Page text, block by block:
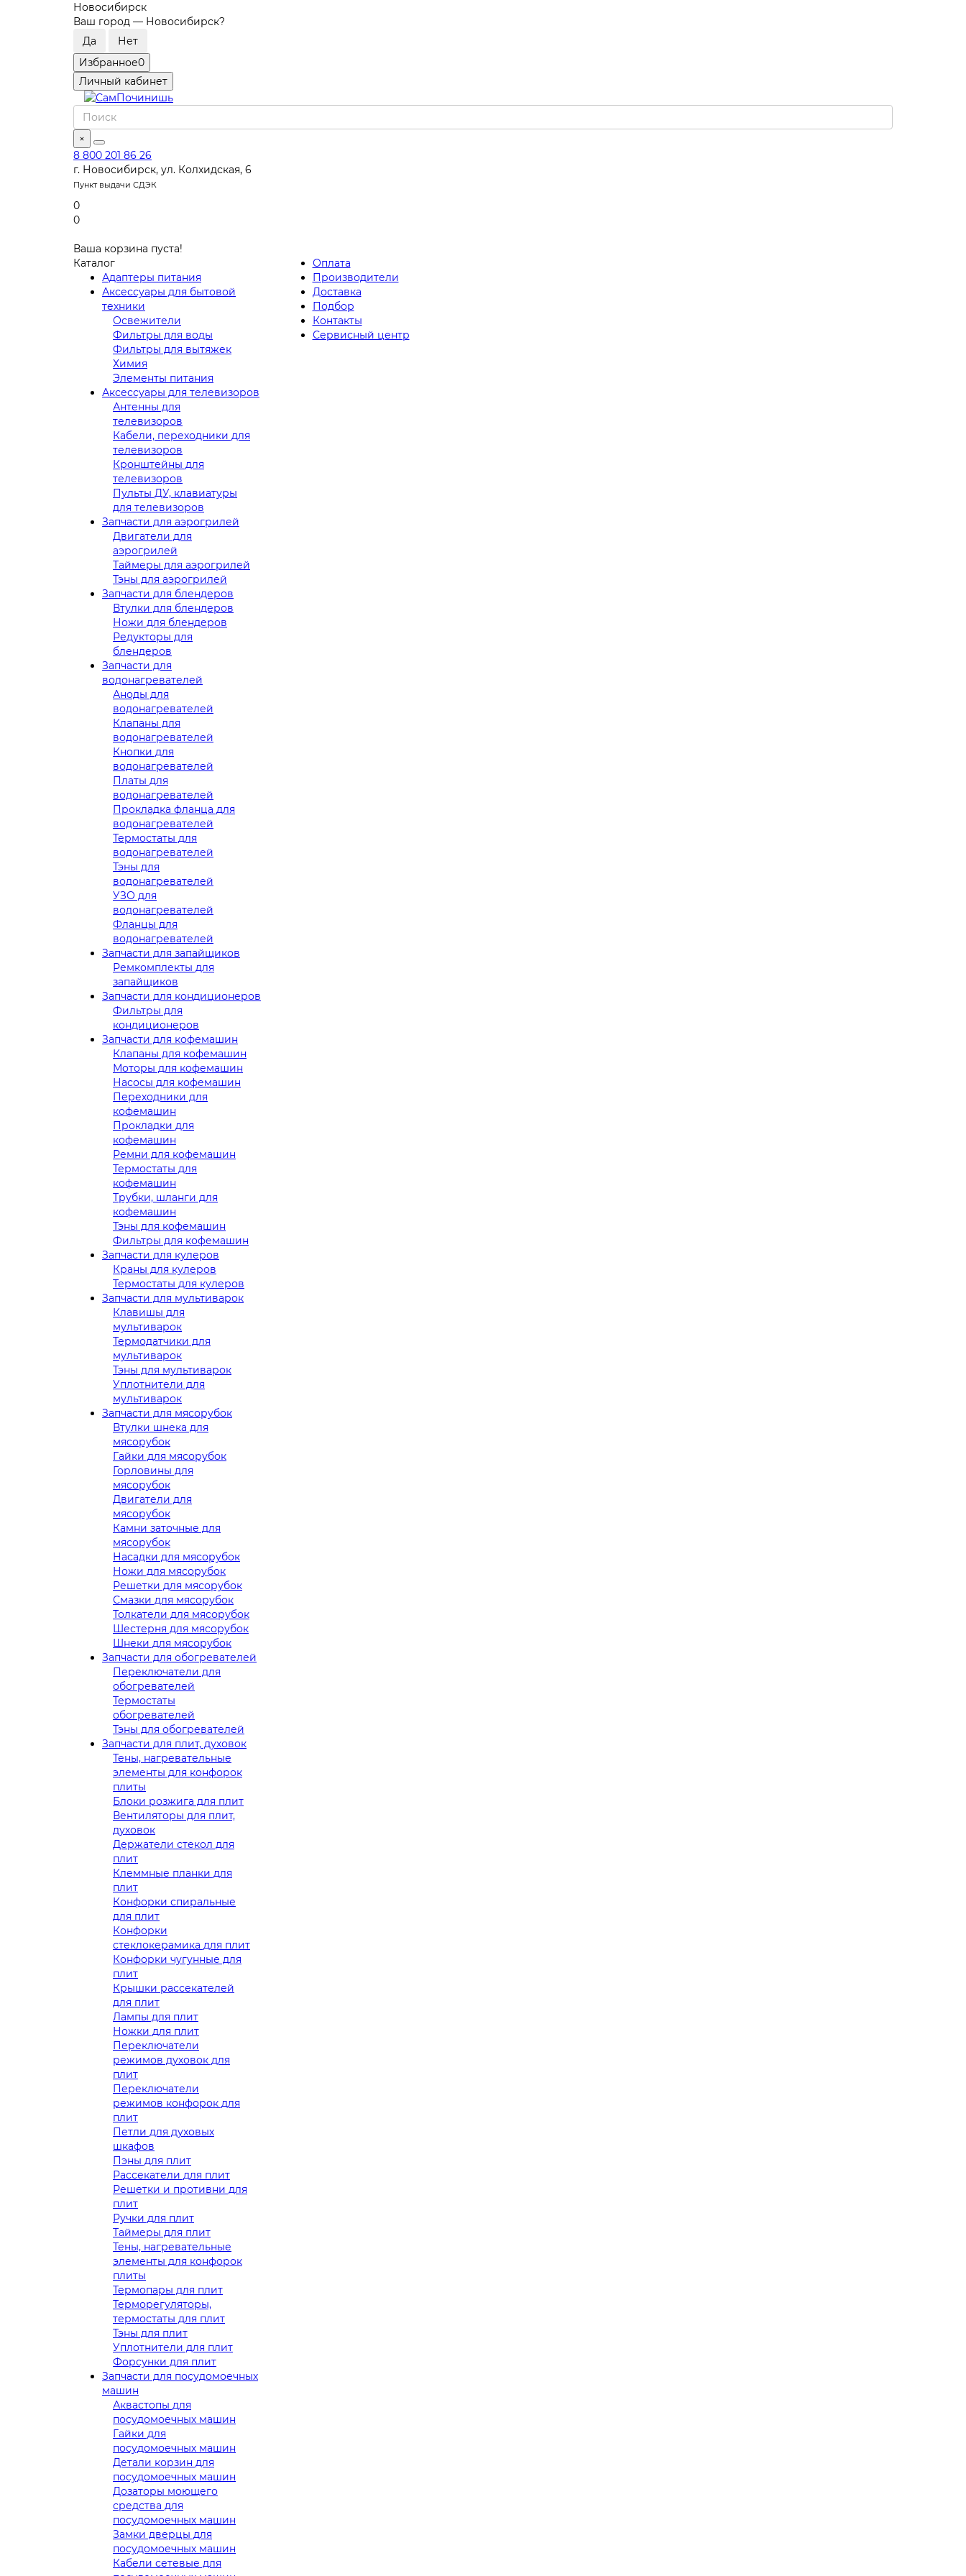
Новосибирск
Ваш город — Новосибирск?
Избранное0
Личный кабинет
×
8 800 201 86 26
г. Новосибирск, ул. Колхидская, 6
Пункт выдачи СДЭК
0
0
Ваша корзина пуста!
Каталог
Адаптеры питания
Аксессуары для бытовой
техники
Освежители
Фильтры для воды
Фильтры для вытяжек
Химия
Элементы питания
Аксессуары для телевизоров
Антенны для
телевизоров
Кабели, переходники для
телевизоров
Кронштейны для
телевизоров
Пульты ДУ, клавиатуры
для телевизоров
Запчасти для аэрогрилей
Двигатели для
аэрогрилей
Таймеры для аэрогрилей
Тэны для аэрогрилей
Запчасти для блендеров
Втулки для блендеров
Ножи для блендеров
Редукторы для
блендеров
Запчасти для
водонагревателей
Аноды для
водонагревателей
Клапаны для
водонагревателей
Кнопки для
водонагревателей
Платы для
водонагревателей
Прокладка фланца для
водонагревателей
Термостаты для
водонагревателей
Тэны для
водонагревателей
УЗО для
водонагревателей
Фланцы для
водонагревателей
Запчасти для запайщиков
Ремкомплекты для
запайщиков
Запчасти для кондиционеров
Фильтры для
кондиционеров
Запчасти для кофемашин
Клапаны для кофемашин
Моторы для кофемашин
Насосы для кофемашин
Переходники для
кофемашин
Прокладки для
кофемашин
Ремни для кофемашин
Термостаты для
кофемашин
Трубки, шланги для
кофемашин
Тэны для кофемашин
Фильтры для кофемашин
Запчасти для кулеров
Краны для кулеров
Термостаты для кулеров
Запчасти для мультиварок
Клавишы для
мультиварок
Термодатчики для
мультиварок
Тэны для мультиварок
Уплотнители для
мультиварок
Запчасти для мясорубок
Втулки шнека для
мясорубок
Гайки для мясорубок
Горловины для
мясорубок
Двигатели для
мясорубок
Камни заточные для
мясорубок
Насадки для мясорубок
Ножи для мясорубок
Решетки для мясорубок
Смазки для мясорубок
Толкатели для мясорубок
Шестерня для мясорубок
Шнеки для мясорубок
Запчасти для обогревателей
Переключатели для
обогревателей
Термостаты
обогревателей
Тэны для обогревателей
Запчасти для плит, духовок
Тены, нагревательные
элементы для конфорок
плиты
Блоки розжига для плит
Вентиляторы для плит,
духовок
Держатели стекол для
плит
Клеммные планки для
плит
Конфорки спиральные
для плит
Конфорки
стеклокерамика для плит
Конфорки чугунные для
плит
Крышки рассекателей
для плит
Лампы для плит
Ножки для плит
Переключатели
режимов духовок для
плит
Переключатели
режимов конфорок для
плит
Петли для духовых
шкафов
Пэны для плит
Рассекатели для плит
Решетки и противни для
плит
Ручки для плит
Таймеры для плит
Тены, нагревательные
элементы для конфорок
плиты
Термопары для плит
Терморегуляторы,
термостаты для плит
Тэны для плит
Уплотнители для плит
Форсунки для плит
Запчасти для посудомоечных
машин
Аквастопы для
посудомоечных машин
Гайки для
посудомоечных машин
Детали корзин для
посудомоечных машин
Дозаторы моющего
средства для
посудомоечных машин
Замки дверцы для
посудомоечных машин
Кабели сетевые для
Оплата
Производители
Доставка
Подбор
Контакты
Сервисный центр